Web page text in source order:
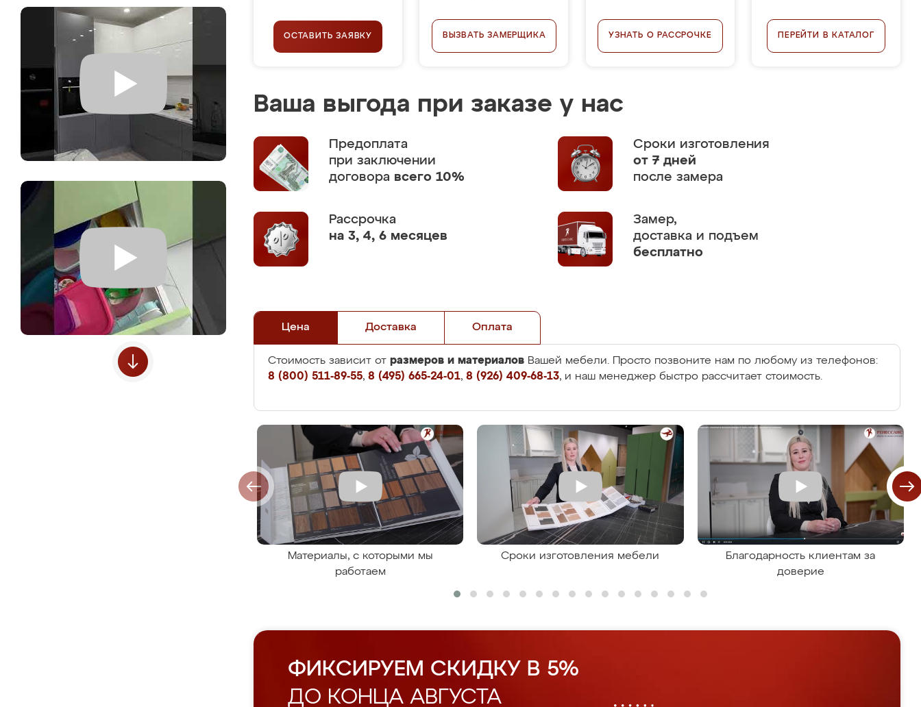
ОСТАВИТЬ ЗАЯВКУ ВЫЗВАТЬ ЗАМЕРЩИКА УЗНАТЬ О РАССРОЧКЕ ПЕРЕЙТИ В КАТАЛОГ
Ваша выгода при заказе у нас
Предоплата
при заключении
договора всего 10%
Сроки изготовления
от 7 дней
после замера
Рассрочка
на 3, 4, 6 месяцев
Замер,
доставка и подъем
бесплатно
Цена Доставка Оплата
Стоимость зависит от размеров и материалов Вашей мебели. Просто позвоните нам по любому из телефонов:
8 (800) 511-89-55, 8 (495) 665-24-01, 8 (926) 409-68-13, и наш менеджер быстро рассчитает стоимость.
Материалы, с которыми мы
работаем
Сроки изготовления мебели
Благодарность клиентам за
доверие
ФИКСИРУЕМ СКИДКУ В 5%
ДО КОНЦА АВГУСТА